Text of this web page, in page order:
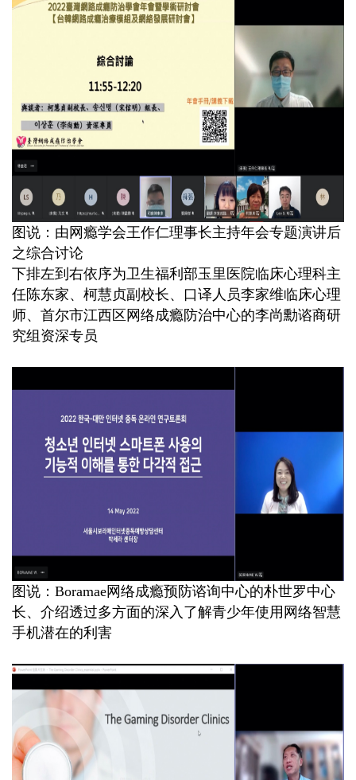
图说：由网瘾学会王作仁理事长主持年会专题演讲后
之综合讨论
下排左到右依序为卫生福利部玉里医院临床心理科主
任陈东家、柯慧贞副校长、口译人员李家维临床心理
师、首尔市江西区网络成瘾防治中心的李尚勳谘商研
究组资深专员
图说：Boramae网络成瘾预防谘询中心的朴世罗中心
长、介绍透过多方面的深入了解青少年使用网络智慧
手机潜在的利害